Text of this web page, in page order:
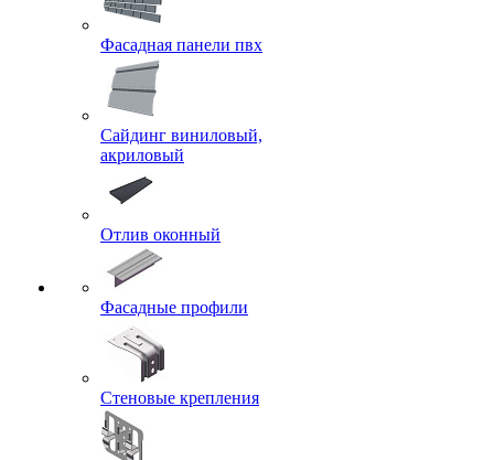
Фасадная панели пвх
Сайдинг виниловый,
акриловый
Отлив оконный
Фасадные профили
Стеновые крепления